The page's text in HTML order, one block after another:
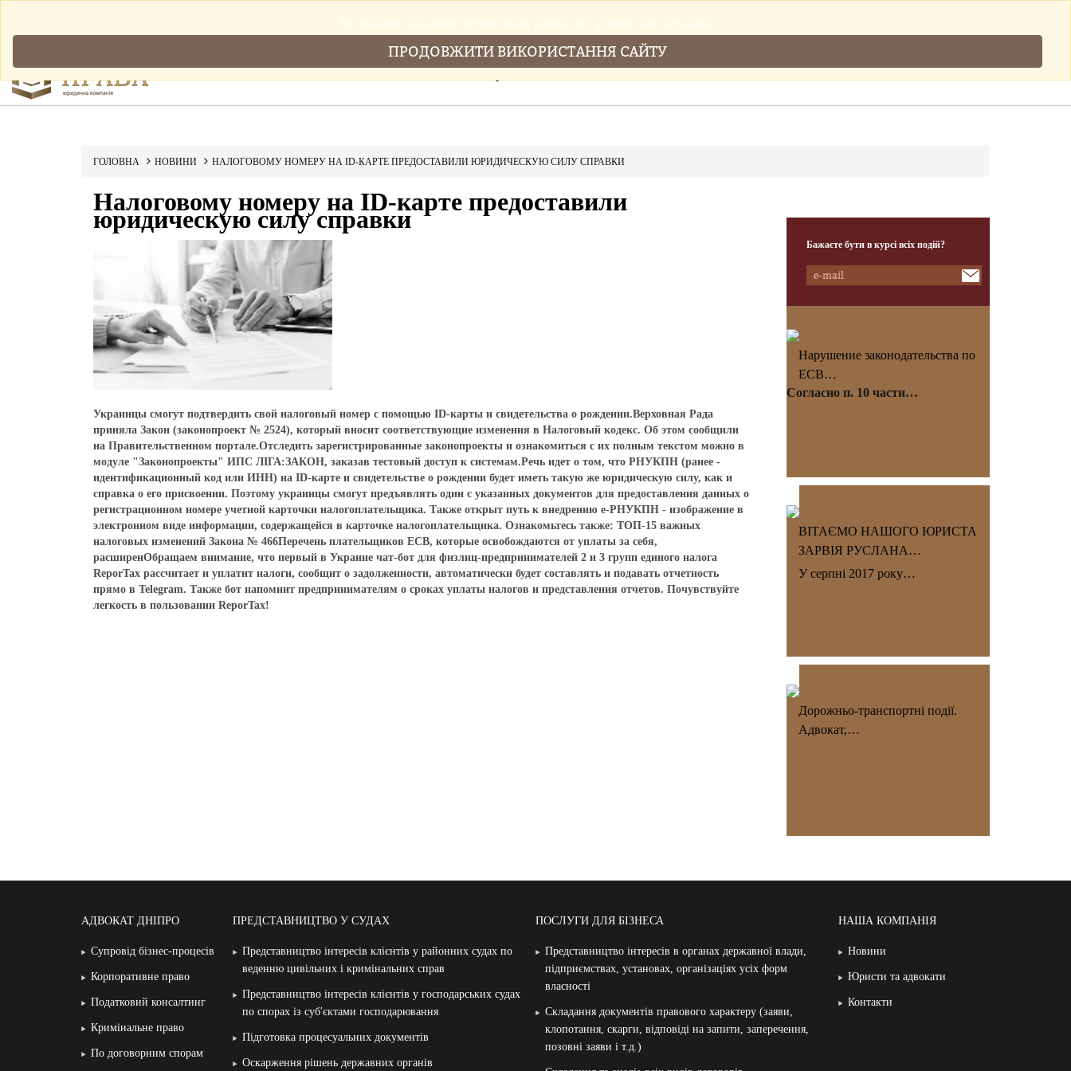
Головна Послуги Новини Cтатті Клієнти Наша Команда Контакти
ГОЛОВНА НОВИНИ НАЛОГОВОМУ НОМЕРУ НА ID-КАРТЕ ПРЕДОСТАВИЛИ ЮРИДИЧЕСКУЮ СИЛУ СПРАВКИ
Налоговому номеру на ID-карте предоставили
юридическую силу справки
Украинцы смогут подтвердить свой налоговый номер с помощью ID-карты и свидетельства о рождении.Верховная Рада
приняла Закон (законопроект № 2524), который вносит соответствующие изменения в Налоговый кодекс. Об этом сообщили
на Правительственном портале.Отследить зарегистрированные законопроекты и ознакомиться с их полным текстом можно в
модуле "Законопроекты" ИПС ЛІГА:ЗАКОН, заказав тестовый доступ к системам.Речь идет о том, что РНУКПН (ранее -
идентификационный код или ИНН) на ID-карте и свидетельстве о рождении будет иметь такую же юридическую силу, как и
справка о его присвоении. Поэтому украинцы смогут предъявлять один с указанных документов для предоставления данных о
регистрационном номере учетной карточки налогоплательщика. Также открыт путь к внедрению е-РНУКПН - изображение в
электронном виде информации, содержащейся в карточке налогоплательщика. Ознакомьтесь также: ТОП-15 важных
налоговых изменений Закона № 466Перечень плательщиков ЕСВ, которые освобождаются от уплаты за себя,
расширенОбращаем внимание, что первый в Украине чат-бот для физлиц-предпринимателей 2 и 3 групп единого налога
ReporTax рассчитает и уплатит налоги, сообщит о задолженности, автоматически будет составлять и подавать отчетность
прямо в Telegram. Также бот напомнит предпринимателям о сроках уплаты налогов и представления отчетов. Почувствуйте
легкость в пользовании ReporTax!
Бажаєте бути в курсі всіх подій?
Нарушение законодательства по
ЕСВ…
Согласно п. 10 части…
ВІТАЄМО НАШОГО ЮРИСТА
ЗАРВІЯ РУСЛАНА…
У серпні 2017 року…
Дорожньо-транспортні події.
Адвокат,…
АДВОКАТ ДНІПРО
Супровід бізнес-процесів
Корпоративне право
Податковий консалтинг
Кримінальне право
По договорним спорам
ПРЕДСТАВНИЦТВО У СУДАХ
Представництво інтересів клієнтів у районних судах по
веденню цивільних і кримінальних справ
Представництво інтересів клієнтів у господарських судах
по спорах із суб′єктами господарювання
Підготовка процесуальних документів
Оскарження рішень державних органів
ПОСЛУГИ ДЛЯ БІЗНЕСА
Представництво інтересів в органах державної влади,
підприємствах, установах, організаціях усіх форм
власності
Складання документів правового характеру (заяви,
клопотання, скарги, відповіді на запити, заперечення,
позовні заяви і т.д.)
НАША КОМПАНІЯ
Новини
Юристи та адвокати
Контакти
Ми збираемо та використовуемо файли cookies щоб зробити наш сайт краще.
ПРОДОВЖИТИ ВИКОРИСТАННЯ САЙТУ